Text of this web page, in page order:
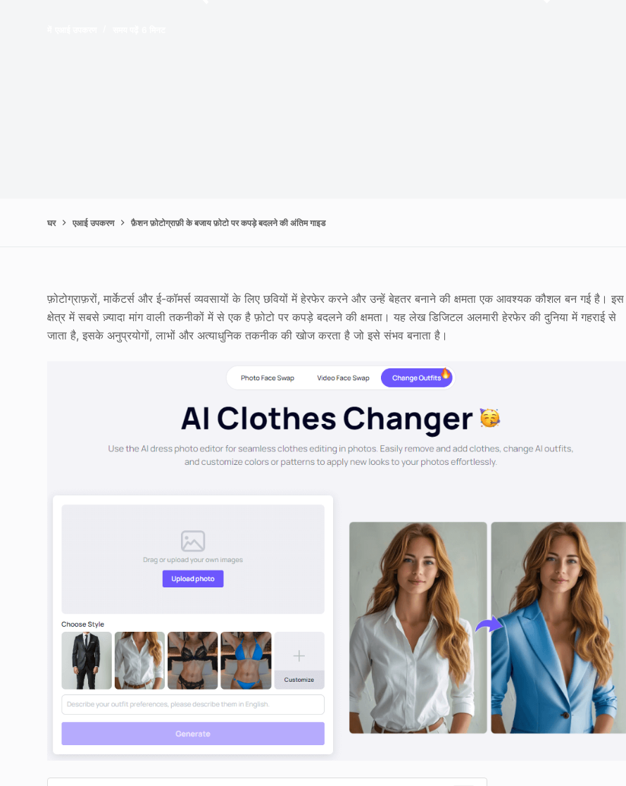
घर एआई उपकरण फ़ैशन फ़ोटोग्राफ़ी के बजाय फ़ोटो पर कपड़े बदलने की अंतिम गाइड
फ़ोटोग्राफ़रों, मार्केटर्स और ई-कॉमर्स व्यवसायों के लिए छवियों में हेरफेर करने और उन्हें बेहतर बनाने की क्षमता एक आवश्यक कौशल बन गई है। इस
क्षेत्र में सबसे ज़्यादा मांग वाली तकनीकों में से एक है फ़ोटो पर कपड़े बदलने की क्षमता। यह लेख डिजिटल अलमारी हेरफेर की दुनिया में गहराई से
जाता है, इसके अनुप्रयोगों, लाभों और अत्याधुनिक तकनीक की खोज करता है जो इसे संभव बनाता है।